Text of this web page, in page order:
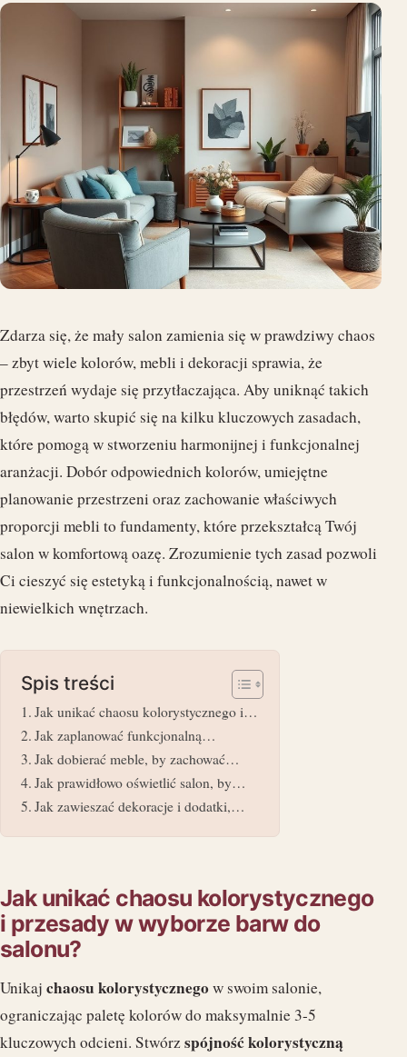
Zdarza się, że mały salon zamienia się w prawdziwy chaos
– zbyt wiele kolorów, mebli i dekoracji sprawia, że
przestrzeń wydaje się przytłaczająca. Aby uniknąć takich
błędów, warto skupić się na kilku kluczowych zasadach,
które pomogą w stworzeniu harmonijnej i funkcjonalnej
aranżacji. Dobór odpowiednich kolorów, umiejętne
planowanie przestrzeni oraz zachowanie właściwych
proporcji mebli to fundamenty, które przekształcą Twój
salon w komfortową oazę. Zrozumienie tych zasad pozwoli
Ci cieszyć się estetyką i funkcjonalnością, nawet w
niewielkich wnętrzach.
Spis treści
Jak unikać chaosu kolorystycznego i…
Jak zaplanować funkcjonalną…
Jak dobierać meble, by zachować…
Jak prawidłowo oświetlić salon, by…
Jak zawieszać dekoracje i dodatki,…
Jak unikać chaosu kolorystycznego
i przesady w wyborze barw do
salonu?
Unikaj chaosu kolorystycznegow swoim salonie,
ograniczając paletę kolorów do maksymalnie 3-5
kluczowych odcieni. Stwórzspójność kolorystyczną